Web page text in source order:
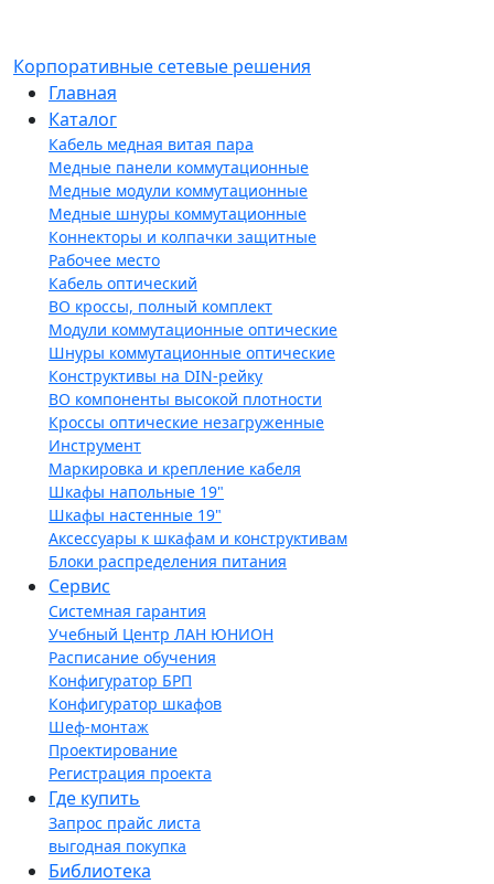
Корпоративные сетевые решения
Главная
Каталог
Кабель медная витая пара
Медные панели коммутационные
Медные модули коммутационные
Медные шнуры коммутационные
Коннекторы и колпачки защитные
Рабочее место
Кабель оптический
ВО кроссы, полный комплект
Модули коммутационные оптические
Шнуры коммутационные оптические
Конструктивы на DIN-рейку
ВО компоненты высокой плотности
Кроссы оптические незагруженные
Инструмент
Маркировка и крепление кабеля
Шкафы напольные 19"
Шкафы настенные 19"
Аксессуары к шкафам и конструктивам
Блоки распределения питания
Сервис
Системная гарантия
Учебный Центр ЛАН ЮНИОН
Расписание обучения
Конфигуратор БРП
Конфигуратор шкафов
Шеф-монтаж
Проектирование
Регистрация проекта
Где купить
Запрос прайс листа
выгодная покупка
Библиотека